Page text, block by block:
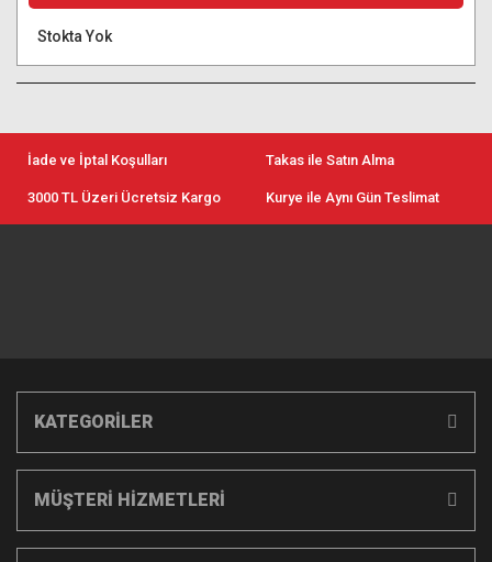
Stokta Yok
İade ve İptal Koşulları Takas ile Satın Alma
3000 TL Üzeri Ücretsiz Kargo Kurye ile Aynı Gün Teslimat
KATEGORİLER
MÜŞTERİ HİZMETLERİ